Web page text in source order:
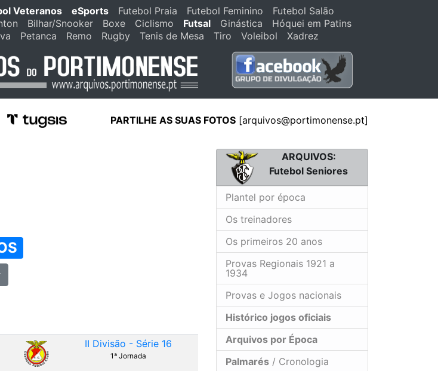
Veteranos eSports Futebol Praia Futebol Feminino
Futebol Salão
Bilhar/Snooker Boxe Ciclismo Futsal Ginástica
Hóquei em Patins
Petanca Remo Rugby Tenis de Mesa Tiro Voleibol Xadrez
PARTILHE AS SUAS FOTOS [arquivos@portimonense.pt]
II Divisão - Série 16
1ª Jornada
ARQUIVOS:
Futebol Seniores
Plantel por época
Os treinadores
Os primeiros 20 anos
Provas Regionais 1921 a
1934
Provas e Jogos nacionais
Histórico jogos oficiais
Arquivos por Época
Palmarés / Cronologia